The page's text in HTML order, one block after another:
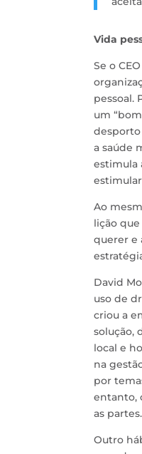
Vida
Se o
pessoal.
um
a saúde
estimula
Ao
lição
querer e
David
uso de
criou a
solução,
local e
na
por
entanto,
as partes.
Outro